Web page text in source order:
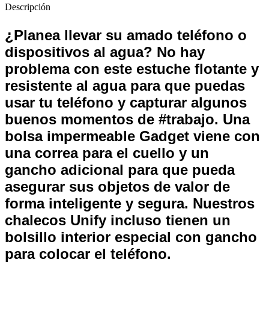
Descripción
¿Planea llevar su amado teléfono o
dispositivos al agua? No hay
problema con este estuche flotante y
resistente al agua para que puedas
usar tu teléfono y capturar algunos
buenos momentos de #trabajo. Una
bolsa impermeable Gadget viene con
una correa para el cuello y un
gancho adicional para que pueda
asegurar sus objetos de valor de
forma inteligente y segura. Nuestros
chalecos Unify incluso tienen un
bolsillo interior especial con gancho
para colocar el teléfono.